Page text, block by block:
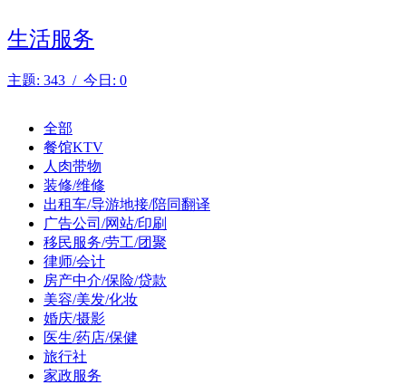
生活服务
主题: 343 / 今日: 0
全部
餐馆KTV
人肉带物
装修/维修
出租车/导游地接/陪同翻译
广告公司/网站/印刷
移民服务/劳工/团聚
律师/会计
房产中介/保险/贷款
美容/美发/化妆
婚庆/摄影
医生/药店/保健
旅行社
家政服务